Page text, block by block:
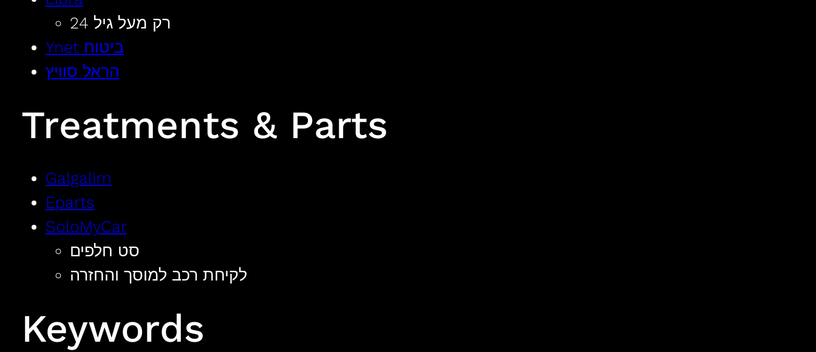
רק מעל גיל 24
Ynet ביטוח
הראל סוויץ
Treatments & Parts
Galgalim
Eparts
SoloMyCar
סט חלפים
לקיחת רכב למוסך והחזרה
Keywords